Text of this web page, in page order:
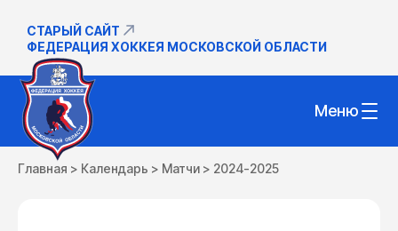
СТАРЫЙ САЙТ
ФЕДЕРАЦИЯ ХОККЕЯ МОСКОВСКОЙ ОБЛАСТИ
Меню
Главная > Календарь > Матчи > 2024-2025